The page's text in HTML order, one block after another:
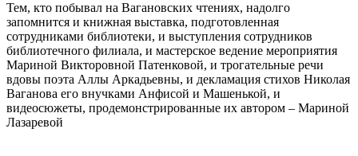
Тем, кто побывал на Вагановских чтениях, надолго
запомнится и книжная выставка, подготовленная
сотрудниками библиотеки, и выступления сотрудников
библиотечного филиала, и мастерское ведение мероприятия
Мариной Викторовной Патенковой, и трогательные речи
вдовы поэта Аллы Аркадьевны, и декламация стихов Николая
Ваганова его внучками Анфисой и Машенькой, и
видеосюжеты, продемонстрированные их автором – Мариной
Лазаревой